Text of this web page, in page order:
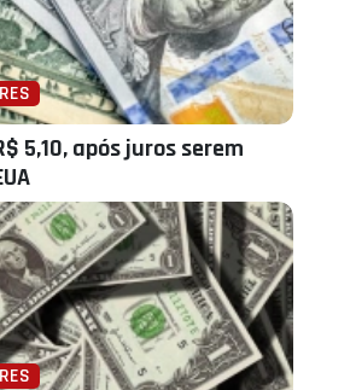
5,10, após juros serem